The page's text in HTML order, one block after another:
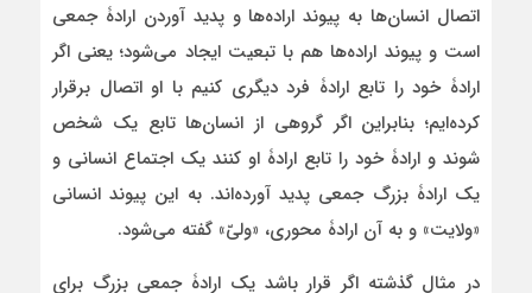
اتصال انسان‌ها به پیوند اراده‌ها و پدید آوردن ارادۀ جمعی
است و پیوند اراده‌ها هم با تبعیت ایجاد می‌شود؛ یعنی اگر
ارادۀ خود را تابع ارادۀ فرد دیگری کنیم با او اتصال برقرار
کرده‌ایم؛ بنابراین اگر گروهی از انسان‌ها تابع یک شخص
شوند و ارادۀ خود را تابع ارادۀ او کنند یک اجتماع انسانی و
یک ارادۀ بزرگ جمعی پدید آورده‌اند. به این پیوند انسانی
«ولایت» و به آن ارادۀ محوری، «ولیّ» گفته می‌شود.
در مثال گذشته اگر قرار باشد یک ارادۀ جمعی بزرگ برای